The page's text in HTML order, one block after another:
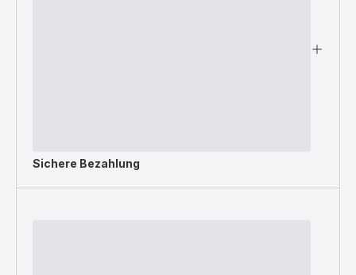
Sichere Bezahlung